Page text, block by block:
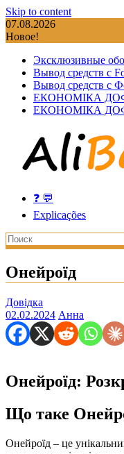
Skip to content
07.08.2026
Новое!
Эксклюзивные
Вывод средств с
Вывод средств с
ЕКОНОМІКА
ЕКОНОМІКА
❓ 💬
Explicações
Онейроїд
Довідка
02.02.2024 Анна
Онейроїд:
Що таке
Онейроїд – це